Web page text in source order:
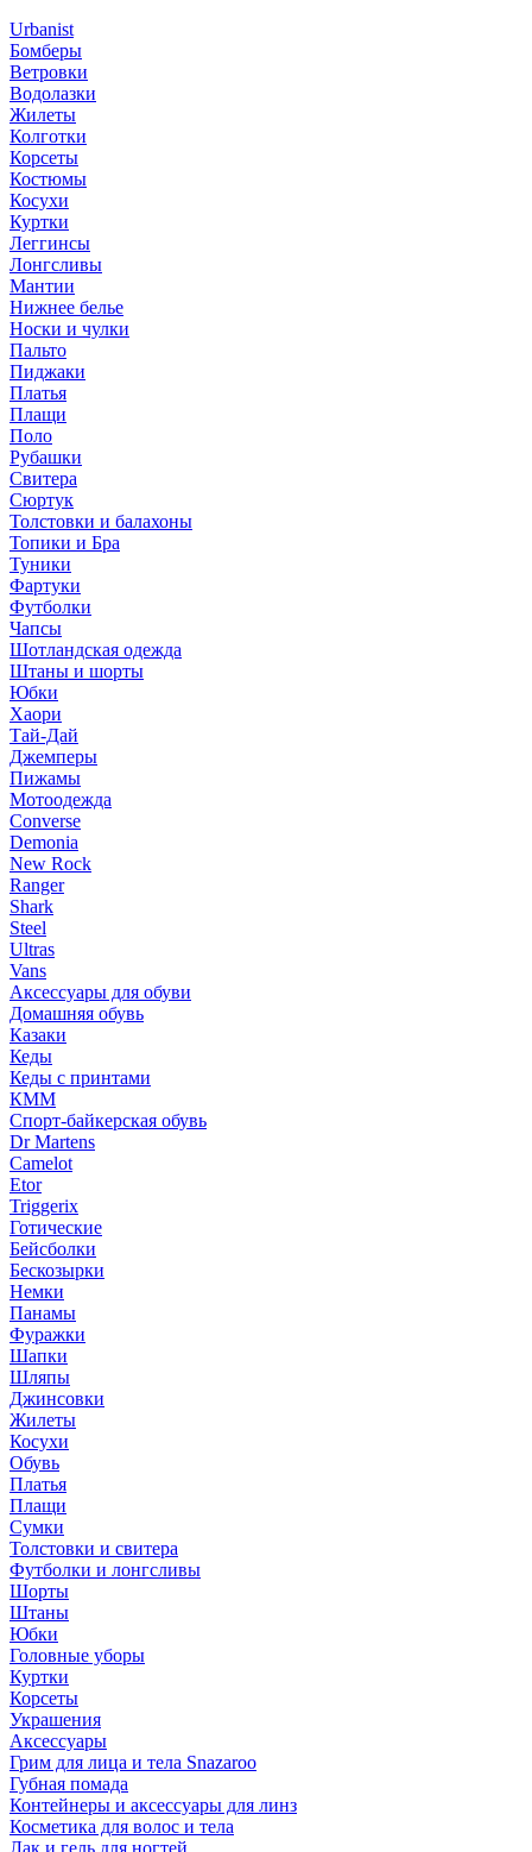
Urbanist
Бомберы
Ветровки
Водолазки
Жилеты
Колготки
Корсеты
Костюмы
Косухи
Куртки
Леггинсы
Лонгсливы
Мантии
Нижнее белье
Носки и чулки
Пальто
Пиджаки
Платья
Плащи
Поло
Рубашки
Свитера
Сюртук
Толстовки и балахоны
Топики и Бра
Туники
Фартуки
Футболки
Чапсы
Шотландская одежда
Штаны и шорты
Юбки
Хаори
Тай-Дай
Джемперы
Пижамы
Мотоодежда
Converse
Demonia
New Rock
Ranger
Shark
Steel
Ultras
Vans
Аксессуары для обуви
Домашняя обувь
Казаки
Кеды
Кеды с принтами
КММ
Спорт-байкерская обувь
Dr Martens
Camelot
Etor
Triggerix
Готические
Бейсболки
Бескозырки
Немки
Панамы
Фуражки
Шапки
Шляпы
Джинсовки
Жилеты
Косухи
Обувь
Платья
Плащи
Сумки
Толстовки и свитера
Футболки и лонгсливы
Шорты
Штаны
Юбки
Головные уборы
Куртки
Корсеты
Украшения
Аксессуары
Грим для лица и тела Snazaroo
Губная помада
Контейнеры и аксессуары для линз
Косметика для волос и тела
Лак и гель для ногтей